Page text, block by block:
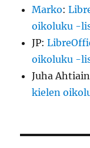
Marko:
oikoluku -
JP:
oikoluku -
Juha
kielen